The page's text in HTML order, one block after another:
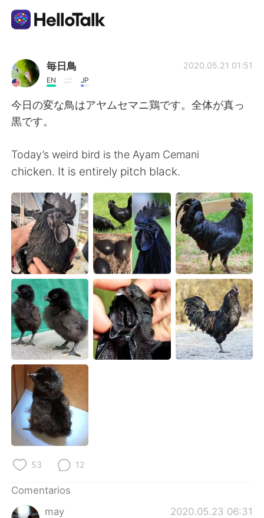
Aplicación de intercambio de idiomas
AI Grammar Checker
Español
English 简体中文
繁體中文 العربية
Français Deutsch
日本語 한국어
Русский ไทย
Indonesia Italiano
Türkçe Tiếng Việt
Português
毎日鳥
EN JP
2020.05.21 01:51
今日の変な鳥はアヤムセマニ鶏です。全体が真っ
黒です。
Today’s weird bird is the Ayam Cemani
chicken. It is entirely pitch black.
53 12
Comentarios
may
2020.05.23 06:31